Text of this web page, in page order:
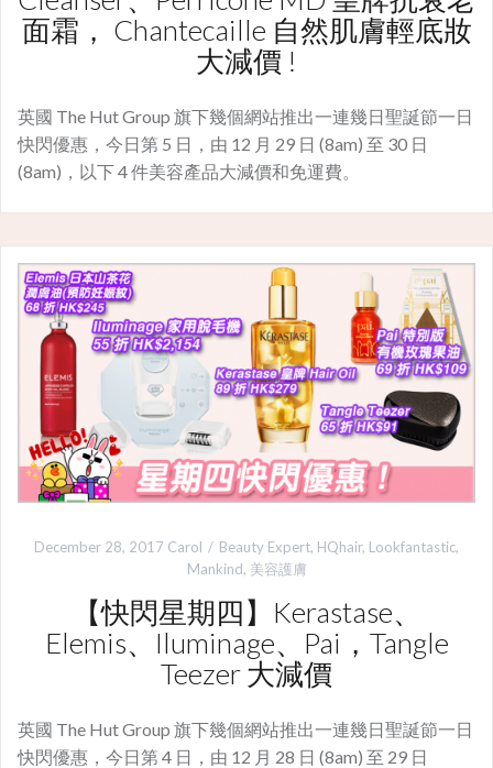
面霜， Chantecaille 自然肌膚輕底妝
大減價 !
英國 The Hut Group 旗下幾個網站推出一連幾日聖誕節一日
快閃優惠，今日第 5 日，由 12 月 29 日 (8am) 至 30 日
(8am)，以下 4 件美容產品大減價和免運費。
December 28, 2017 Carol Beauty Expert, HQhair, Lookfantastic,
Mankind, 美容護膚
【快閃星期四】Kerastase、
Elemis、Iluminage、Pai，Tangle
Teezer 大減價
英國 The Hut Group 旗下幾個網站推出一連幾日聖誕節一日
快閃優惠，今日第 4 日，由 12 月 28 日 (8am) 至 29 日